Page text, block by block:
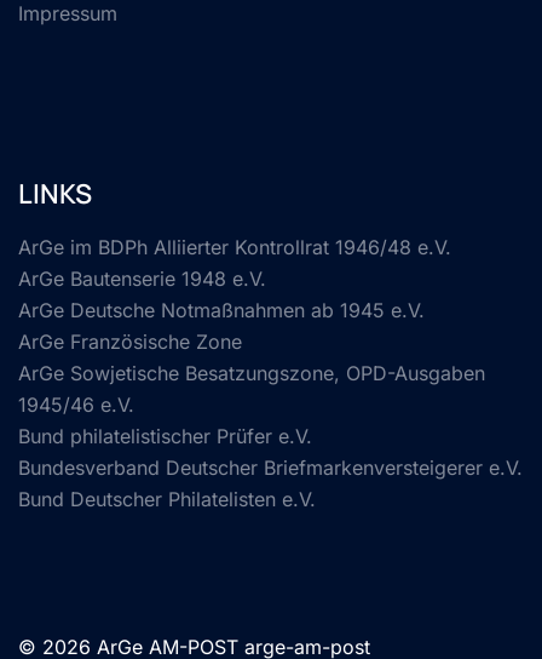
Impressum
LINKS
ArGe im BDPh Alliierter Kontrollrat 1946/48 e.V.
ArGe Bautenserie 1948 e.V.
ArGe Deutsche Notmaßnahmen ab 1945 e.V.
ArGe Französische Zone
ArGe Sowjetische Besatzungszone, OPD-Ausgaben
1945/46 e.V.
Bund philatelistischer Prüfer e.V.
Bundesverband Deutscher Briefmarkenversteigerer e.V.
Bund Deutscher Philatelisten e.V.
© 2026 ArGe AM-POST arge-am-post